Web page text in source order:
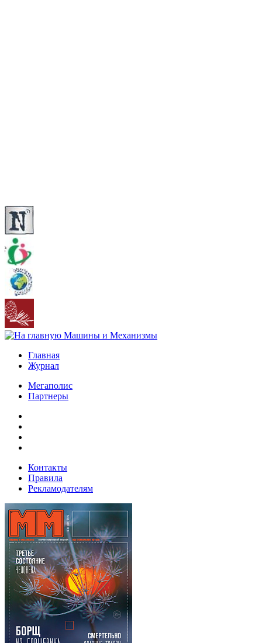
Главная
Журнал
Мегаполис
Партнеры
Контакты
Правила
Рекламодателям